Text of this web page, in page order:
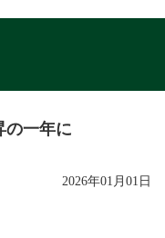
一年に
2026年01月01日